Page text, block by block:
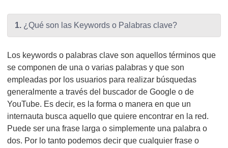
1. ¿Qué son las Keywords o Palabras clave?
Los keywords o palabras clave son aquellos términos que
se componen de una o varias palabras y que son
empleadas por los usuarios para realizar búsquedas
generalmente a través del buscador de Google o de
YouTube. Es decir, es la forma o manera en que un
internauta busca aquello que quiere encontrar en la red.
Puede ser una frase larga o simplemente una palabra o
dos. Por lo tanto podemos decir que cualquier frase o